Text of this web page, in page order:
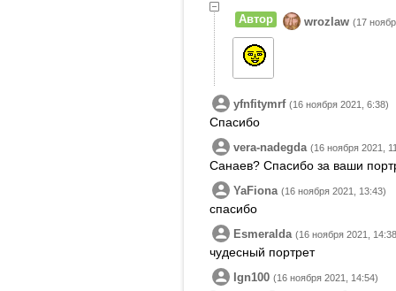
Автор wrozlaw (17
yfnfitymrf (16 ноября 2021, 6:38)
Спасибо
vera-nadegda (16 ноября 2021,
Санаев? Спасибо за ваши
YaFiona (16 ноября 2021, 13:43)
спасибо
Esmeralda (16 ноября 2021,
чудесный портрет
Ign100 (16 ноября 2021, 14:54)